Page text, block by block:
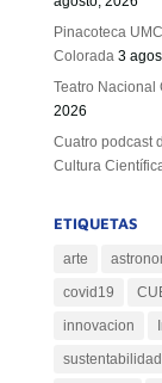
Pinacoteca
Colorada 3
Teatro Nacional
2026
Cuatro podcast
Cultura
ETIQUETAS
arte
covid19
innovacion
sustentabilidad